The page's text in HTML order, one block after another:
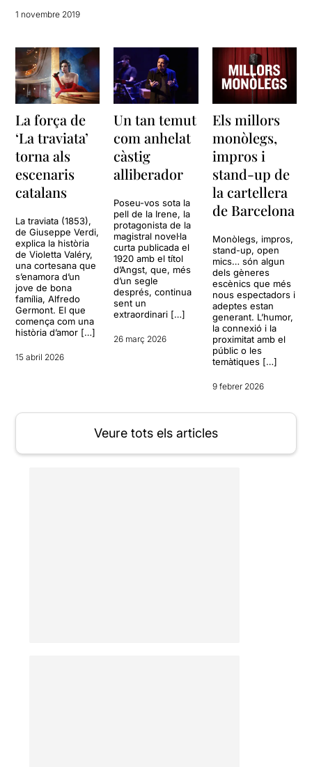
1 novembre 2019
La força de
‘La traviata’
torna als
escenaris
catalans
La traviata (1853),
de Giuseppe Verdi,
explica la història
de Violetta Valéry,
una cortesana que
s’enamora d’un
jove de bona
família, Alfredo
Germont. El que
comença com una
història d’amor […]
15 abril 2026
Un tan temut
com anhelat
càstig
alliberador
Poseu-vos sota la
pell de la Irene, la
protagonista de la
magistral novel·la
curta publicada el
1920 amb el títol
d’Angst, que, més
d’un segle
després, continua
sent un
extraordinari […]
26 març 2026
Els millors
monòlegs,
impros i
stand-up de
la cartellera
de Barcelona
Monòlegs, impros,
stand-up, open
mics… són algun
dels gèneres
escènics que més
nous espectadors i
adeptes estan
generant. L’humor,
la connexió i la
proximitat amb el
públic o les
temàtiques […]
9 febrer 2026
Veure tots els articles